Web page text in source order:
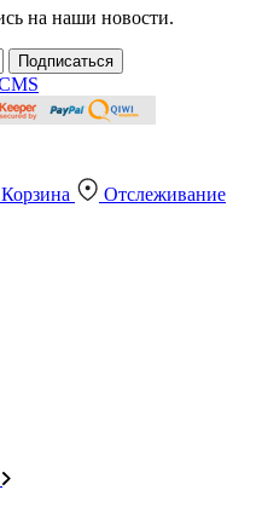
на наши новости.
Подписаться
Корзина
Отслеживание